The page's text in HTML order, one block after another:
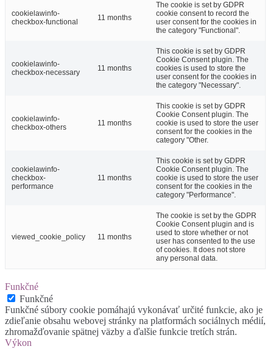
cookielawinfo-
checkbox-functional
11 months
The cookie is set by GDPR
cookie consent to record the
user consent for the cookies in
the category "Functional".
cookielawinfo-
checkbox-necessary
11 months
This cookie is set by GDPR
Cookie Consent plugin. The
cookies is used to store the
user consent for the cookies in
the category "Necessary".
cookielawinfo-
checkbox-others
11 months
This cookie is set by GDPR
Cookie Consent plugin. The
cookie is used to store the user
consent for the cookies in the
category "Other.
cookielawinfo-
checkbox-
performance
11 months
This cookie is set by GDPR
Cookie Consent plugin. The
cookie is used to store the user
consent for the cookies in the
category "Performance".
viewed_cookie_policy 11 months
The cookie is set by the GDPR
Cookie Consent plugin and is
used to store whether or not
user has consented to the use
of cookies. It does not store
any personal data.
Funkčné
Funkčné
Funkčné súbory cookie pomáhajú vykonávať určité funkcie, ako je
zdieľanie obsahu webovej stránky na platformách sociálnych médií,
zhromažďovanie spätnej väzby a ďalšie funkcie tretích strán.
Výkon